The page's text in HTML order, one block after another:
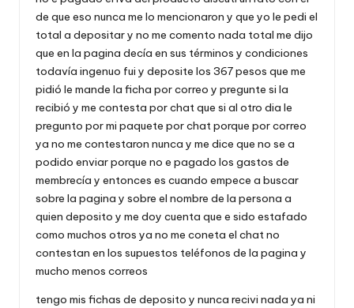
de que eso nunca me lo mencionaron y que yo le pedi el
total a depositar y no me comento nada total me dijo
que en la pagina decía en sus términos y condiciones
todavía ingenuo fui y deposite los 367 pesos que me
pidió le mande la ficha por correo y pregunte si la
recibió y me contesta por chat que si al otro dia le
pregunto por mi paquete por chat porque por correo
ya no me contestaron nunca y me dice que no se a
podido enviar porque no e pagado los gastos de
membrecía y entonces es cuando empece a buscar
sobre la pagina y sobre el nombre de la persona a
quien deposito y me doy cuenta que e sido estafado
como muchos otros ya no me coneta el chat no
contestan en los supuestos teléfonos de la pagina y
mucho menos correos
tengo mis fichas de deposito y nunca recivi nada ya ni